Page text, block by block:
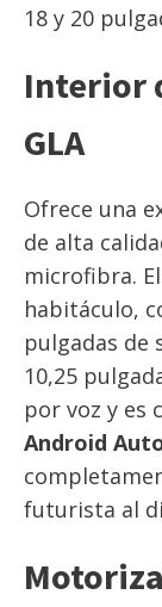
18 y 20
Interior
GLA
Ofrece una
de alta
microfibra.
habitáculo,
pulgadas de
10,25
por voz y es
Android
futurista al